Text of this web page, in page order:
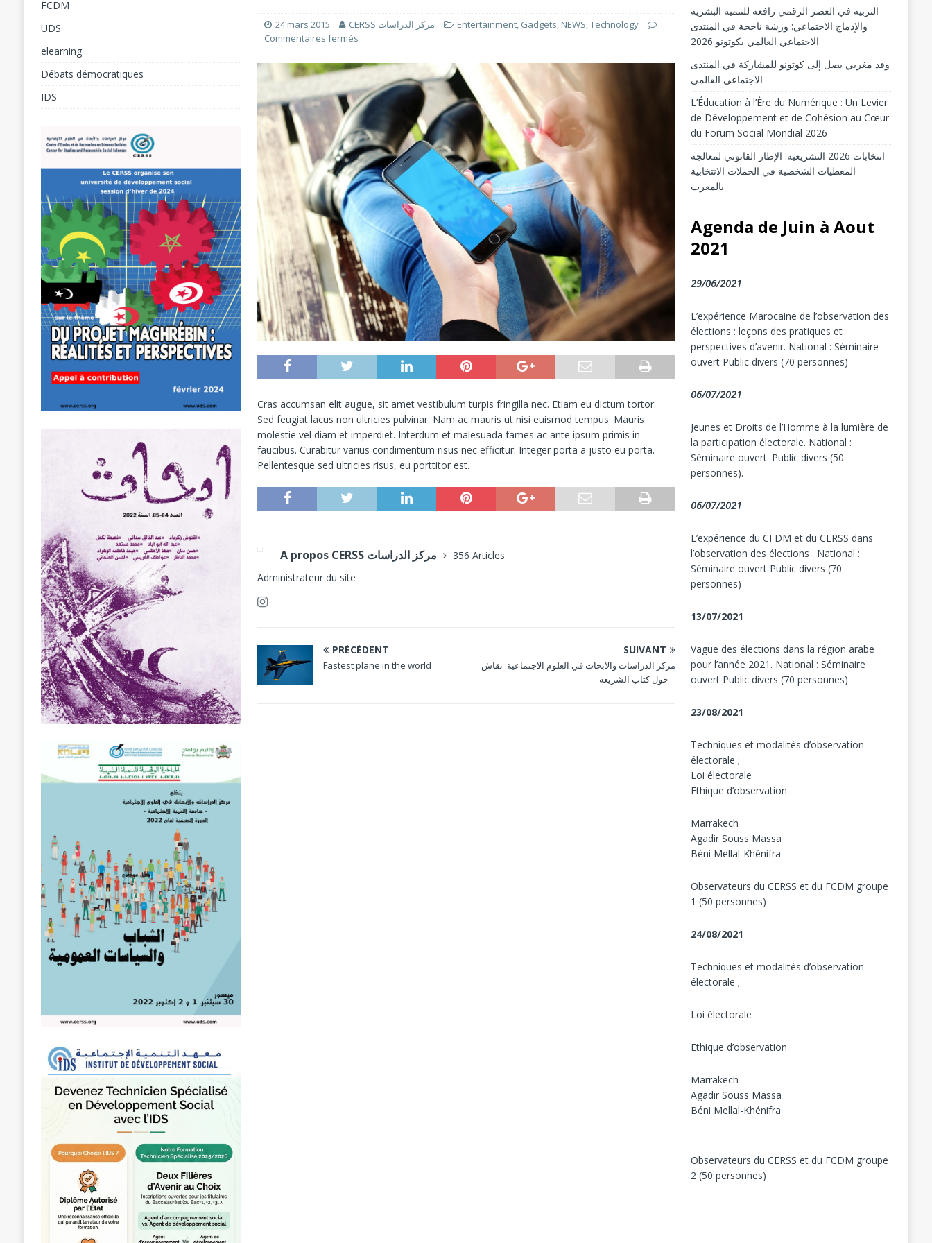
انتخابات 2026 التشريعية: الإطار القانوني لمعالجة المعطيات الشخصية في الحملات الانتخابية بالمغرب
[ 5 août 2026 ]
L’éducation à l’ère du numérique : un levier pour le développement humain et l’inclusion sociale au
FSM - 2026
24 mars 2015 CERSS مركز الدراسات Entertainment, Gadgets, NEWS,Technology
Commentaires fermés
Cras accumsan elit augue, sit amet vestibulum turpis fringilla nec. Etiam eu dictum tortor.
Sed feugiat lacus non ultricies pulvinar. Nam ac mauris ut nisi euismod tempus. Mauris
molestie vel diam et imperdiet. Interdum et malesuada fames ac ante ipsum primis in
faucibus. Curabitur varius condimentum risus nec efficitur. Integer porta a justo eu porta.
Pellentesque sed ultricies risus, eu porttitor est.
356 Articles
Administrateur du site
PRÉCÉDENT
Fastest plane in the world
SUIVANT
مركز الدراسات والابحات في العلوم الاجتماعية: نقاش
حول كتاب الشريعة –
FCDM
UDS
elearning
Débats démocratiques
IDS
التربية في العصر الرقمي رافعة للتنمية البشرية
والإدماج الاجتماعي: ورشة ناجحة في المنتدى
الاجتماعي العالمي بكوتونو 2026
وفد مغربي يصل إلى كوتونو للمشاركة في المنتدى
الاجتماعي العالمي
L’Éducation à l’Ère du Numérique : Un Levier
de Développement et de Cohésion au Cœur
du Forum Social Mondial 2026
انتخابات 2026 التشريعية: الإطار القانوني لمعالجة
المعطيات الشخصية في الحملات الانتخابية
بالمغرب
Agenda de Juin à Aout
2021
29/06/2021
L’expérience Marocaine de l’observation des
élections : leçons des pratiques et
perspectives d’avenir. National : Séminaire
ouvert Public divers (70 personnes)
06/07/2021
Jeunes et Droits de l’Homme à la lumière de
la participation électorale. National :
Séminaire ouvert. Public divers (50
personnes).
06/07/2021
L’expérience du CFDM et du CERSS dans
l’observation des élections . National :
Séminaire ouvert Public divers (70
personnes)
13/07/2021
Vague des élections dans la région arabe
pour l’année 2021. National : Séminaire
ouvert Public divers (70 personnes)
23/08/2021
Techniques et modalités d’observation
électorale ;
Loi électorale
Ethique d’observation
Marrakech
Agadir Souss Massa
Béni Mellal-Khénifra
Observateurs du CERSS et du FCDM groupe
1 (50 personnes)
24/08/2021
Techniques et modalités d’observation
électorale ;
Loi électorale
Ethique d’observation
Marrakech
Agadir Souss Massa
Béni Mellal-Khénifra
Observateurs du CERSS et du FCDM groupe
2 (50 personnes)